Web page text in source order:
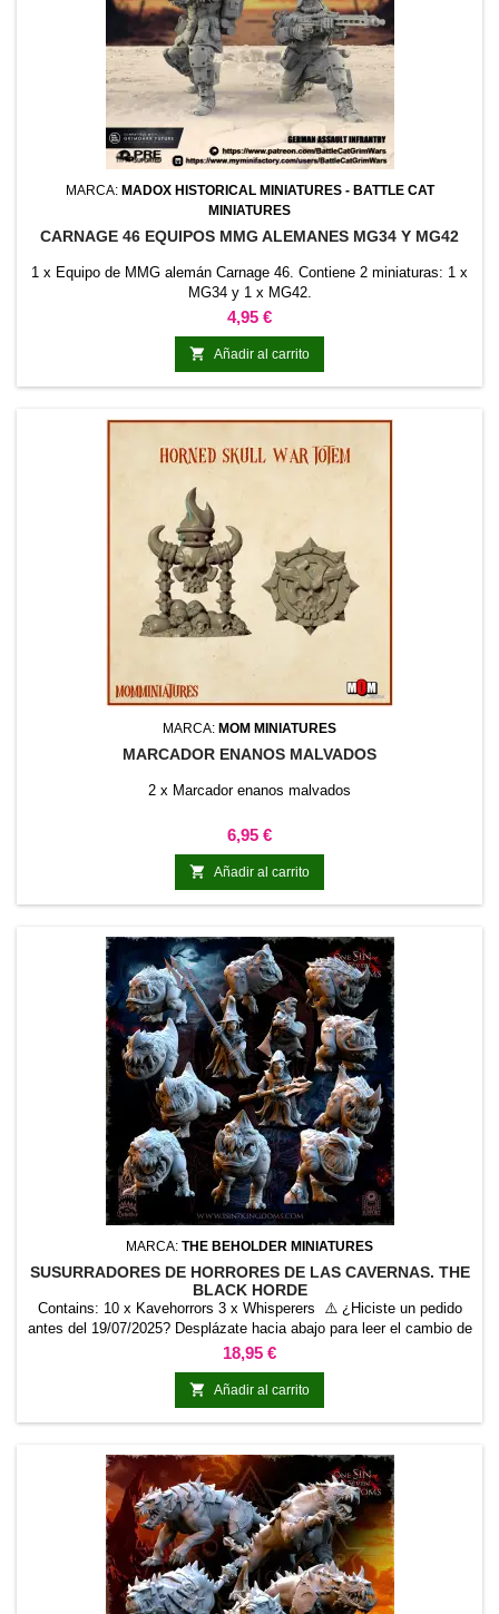
MARCA: MADOX HISTORICAL MINIATURES - BATTLE CAT
MINIATURES
CARNAGE 46 EQUIPOS MMG ALEMANES MG34 Y MG42
1 x Equipo de MMG alemán Carnage 46. Contiene 2 miniaturas: 1 x
MG34 y 1 x MG42.
Precio
4,95 €
 Añadir al carrito
MARCA: MOM MINIATURES
MARCADOR ENANOS MALVADOS
2 x Marcador enanos malvados
Precio
6,95 €
 Añadir al carrito
MARCA: THE BEHOLDER MINIATURES
SUSURRADORES DE HORRORES DE LAS CAVERNAS. THE
BLACK HORDE
Contains: 10 x Kavehorrors 3 x Whisperers ⚠️ ¿Hiciste un pedido
antes del 19/07/2025? Desplázate hacia abajo para leer el cambio de
escala.
Precio
18,95 €
 Añadir al carrito